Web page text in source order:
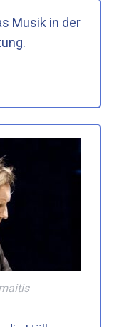
Musik in der